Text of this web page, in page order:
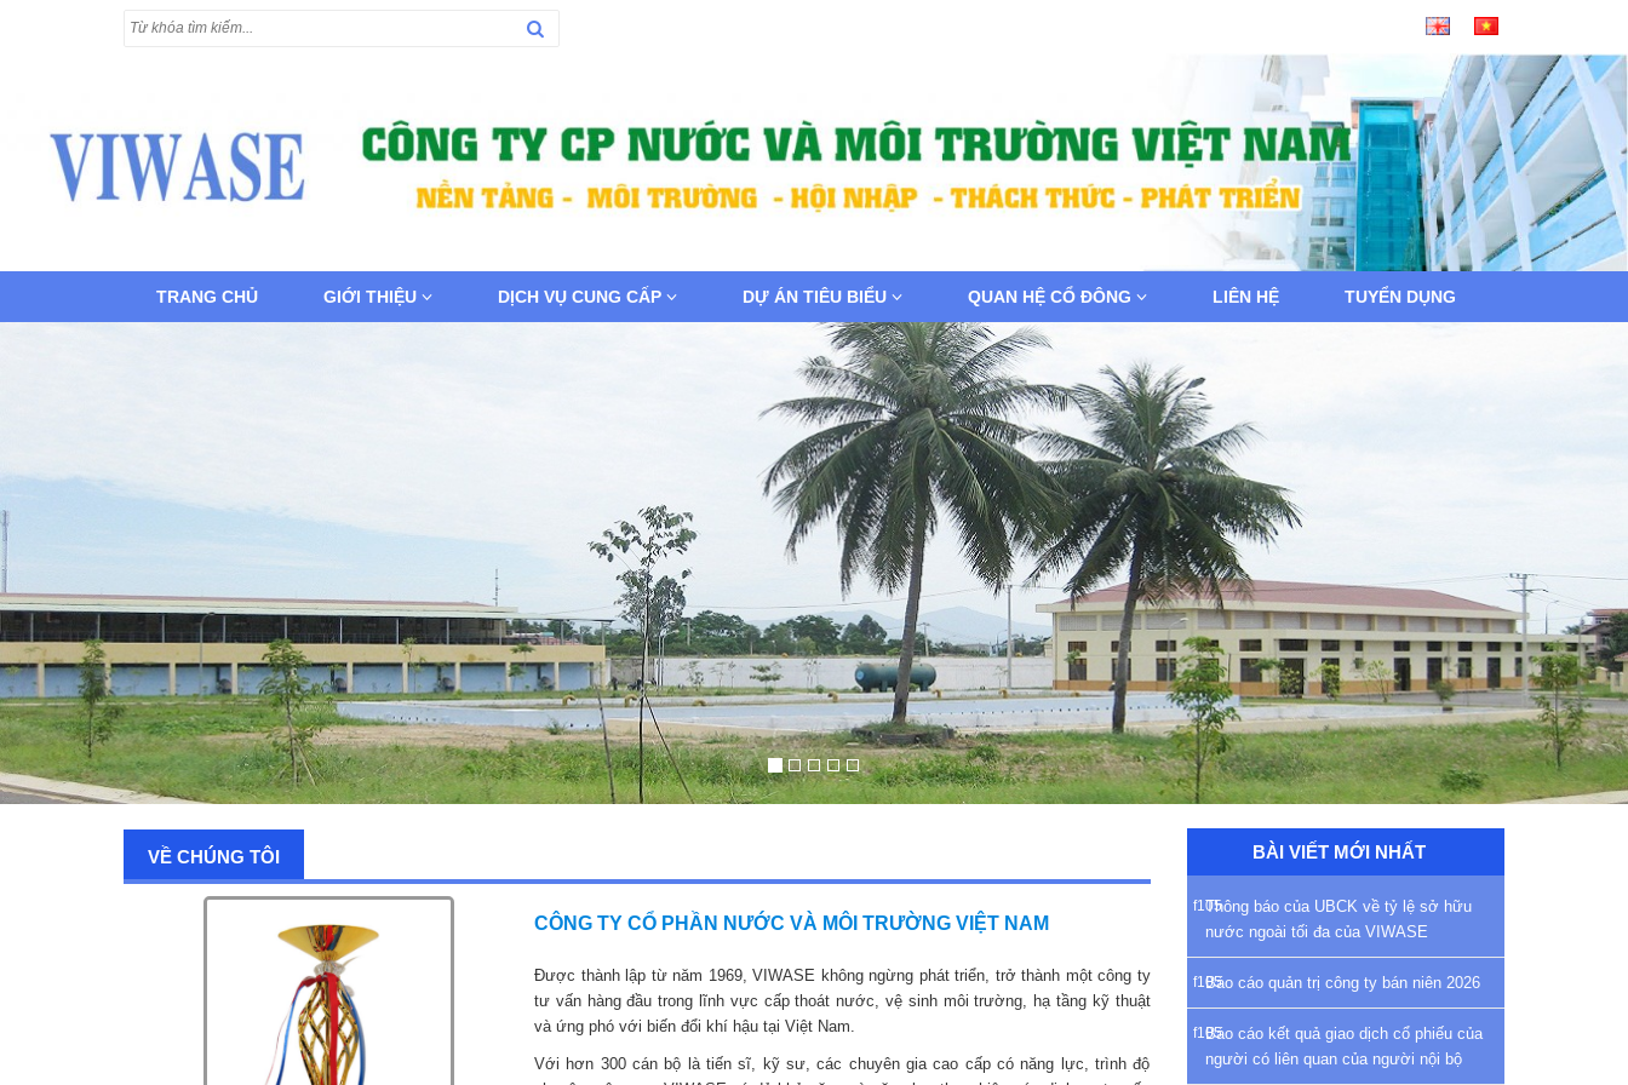
TRANG CHỦ GIỚI THIỆU DỊCH VỤ CUNG CẤP DỰ ÁN TIÊU BIỂU QUAN HỆ CỔ ĐÔNG LIÊN HỆ TUYỂN DỤNG
VỀ CHÚNG TÔI
CÔNG TY CỔ PHẦN NƯỚC VÀ MÔI TRƯỜNG VIỆT NAM
Được thành lập từ năm 1969, VIWASE không ngừng phát triển, trở thành một công ty
tư vấn hàng đầu trong lĩnh vực cấp thoát nước, vệ sinh môi trường, hạ tầng kỹ thuật
và ứng phó với biến đổi khí hậu tại Việt Nam.
Với hơn 300 cán bộ là tiến sĩ, kỹ sư, các chuyên gia cao cấp có năng lực, trình độ
BÀI VIẾT MỚI NHẤT
Thông báo của UBCK về tỷ lệ sở hữu
nước ngoài tối đa của VIWASE
Báo cáo quản trị công ty bán niên 2026
Báo cáo kết quả giao dịch cổ phiếu của
người có liên quan của người nội bộ